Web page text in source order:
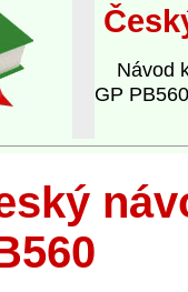
Návod k
GP